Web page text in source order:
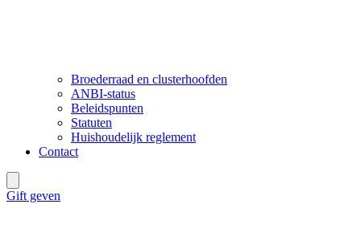
Broederraad en clusterhoofden
ANBI-status
Beleidspunten
Statuten
Huishoudelijk reglement
Contact
Gift geven